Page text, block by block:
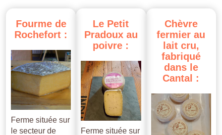
Fourme de
Rochefort :
Ferme située sur
le secteur de
Le Petit
Pradoux au
poivre :
Ferme située sur
Chèvre
fermier au
lait cru,
fabriqué
dans le
Cantal :